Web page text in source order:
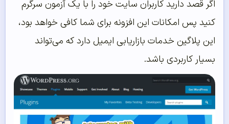
اگر قصد دارید کاربران سایت خود را با یک آزمون سرگرم
کنید پس امکانات این افزونه برای شما کافی خواهد بود،
این پلاگین خدمات بازاریابی ایمیل دارد که می‌تواند
بسیار کاربردی باشد.